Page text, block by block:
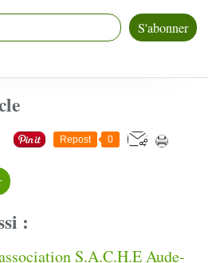
Repost 0
: